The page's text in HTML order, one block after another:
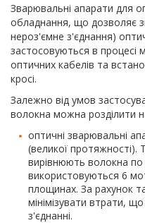
Зварювальні апарати для
обладнання, що дозволяє
нероз'ємне з'єднання)
застосовуються в процесі
оптичних кабелів та
кросі.
Залежно від умов
волокна можна розділити
оптичні зварювальні
(великої протяжності).
вирівнюють волокна по
використовуються 6
площинах. За рахунок
мінімізувати втрати,
з'єднанні.